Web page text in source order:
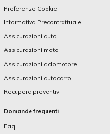
Preferenze Cookie
Informativa Precontrattuale
Assicurazioni auto
Assicurazioni moto
Assicurazioni ciclomotore
Assicurazioni autocarro
Recupera preventivi
Domande frequenti
Faq